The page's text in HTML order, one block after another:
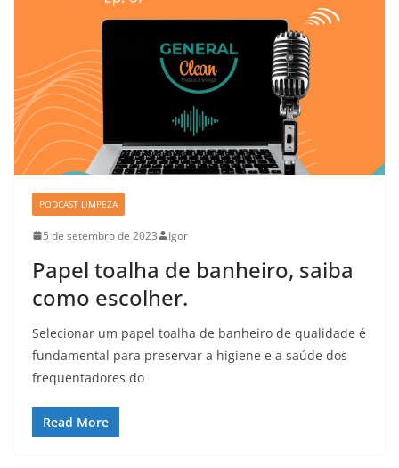
PODCAST LIMPEZA
5 de setembro de 2023 Igor
Papel toalha de banheiro, saiba
como escolher.
Selecionar um papel toalha de banheiro de qualidade é
fundamental para preservar a higiene e a saúde dos
frequentadores do
Read More